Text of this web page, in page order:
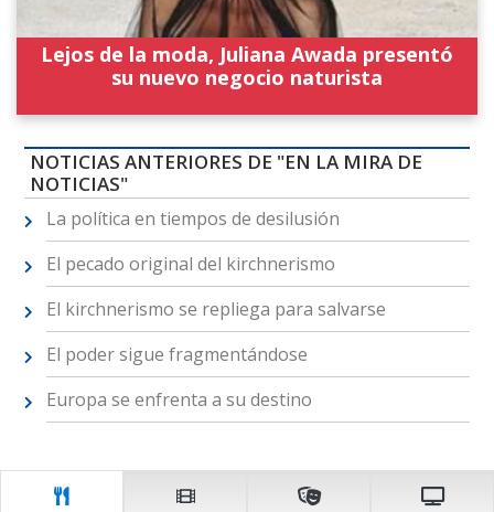
Lejos de la moda, Juliana Awada presentó
su nuevo negocio naturista
NOTICIAS ANTERIORES DE "EN LA MIRA DE
NOTICIAS"
La política en tiempos de desilusión
El pecado original del kirchnerismo
El kirchnerismo se repliega para salvarse
El poder sigue fragmentándose
Europa se enfrenta a su destino